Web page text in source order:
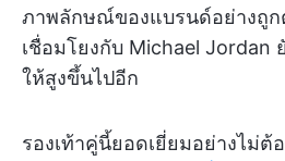
ภาพลักษณ์ของแบรนด์อย่างถูก
เชื่อมโยงกับ Michael Jordan
ให้สูงขึ้นไปอีก
รองเท้าคู่นี้ยอดเยี่ยมอย่างไม่ต้